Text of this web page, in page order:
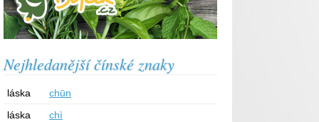
Nejhledanější čínské znaky
láska
chūn
láska
chì